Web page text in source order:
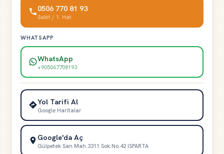
0506 770 81 93
Sabit / 1. Hat
WHATSAPP
WhatsApp
+905067708193
Yol Tarifi Al
Google Haritalar
Google'da Aç
Gülpetek San.Mah.3311 Sok.No.42 ISPARTA